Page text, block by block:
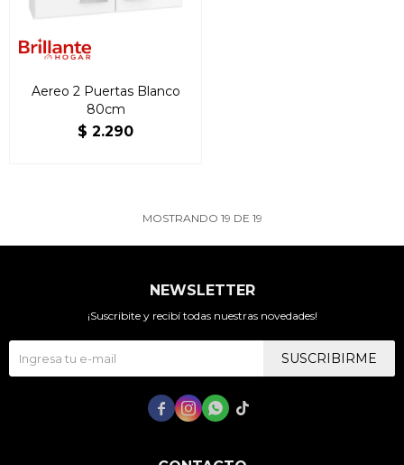
Aereo 2 Puertas Blanco
80cm
$ 2.290
MOSTRANDO 19 DE 19
NEWSLETTER
¡Suscribite y recibí todas nuestras novedades!
SUSCRIBIRME
   